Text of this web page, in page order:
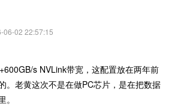
06-02 22:57:15
s NVLink带宽，这配置放在两年前
。老黄这次不是在做PC芯片，是在把数据